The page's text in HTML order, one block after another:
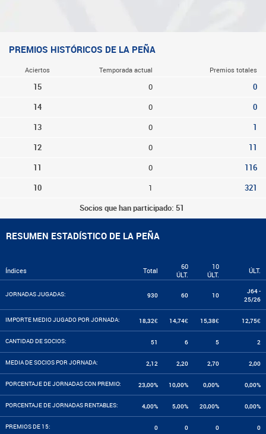
PREMIOS HISTÓRICOS DE LA PEÑA
Aciertos Temporada actual Premios totales
15 0 0
14 0 0
13 0 1
12 0 11
11 0 116
10 1 321
Socios que han participado: 51
RESUMEN ESTADÍSTICO DE LA PEÑA
Índices Total
60
ÚLT.
10
ÚLT.
ÚLT.
JORNADAS JUGADAS: 930 60 10
J64 -
25/26
IMPORTE MEDIO JUGADO POR JORNADA: 18,32€ 14,74€ 15,38€ 12,75€
CANTIDAD DE SOCIOS: 51 6 5 2
MEDIA DE SOCIOS POR JORNADA: 2,12 2,20 2,70 2,00
PORCENTAJE DE JORNADAS CON PREMIO: 23,00% 10,00% 0,00% 0,00%
PORCENTAJE DE JORNADAS RENTABLES: 4,00% 5,00% 20,00% 0,00%
PREMIOS DE 15: 0 0 0 0